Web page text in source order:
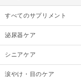
すべてのサプリメント
泌尿器ケア
シニアケア
涙やけ・目のケア